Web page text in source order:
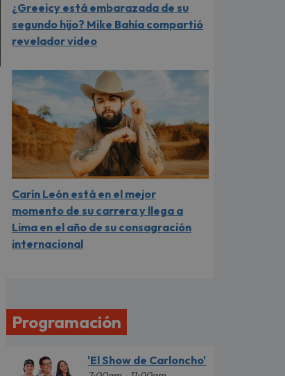
¿Greeicy está embarazada de su
segundo hijo? Mike Bahía compartió
revelador video
Carín León está en el mejor
momento de su carrera y llega a
Lima en el año de su consagración
internacional
Programación
'El Show de Carloncho'